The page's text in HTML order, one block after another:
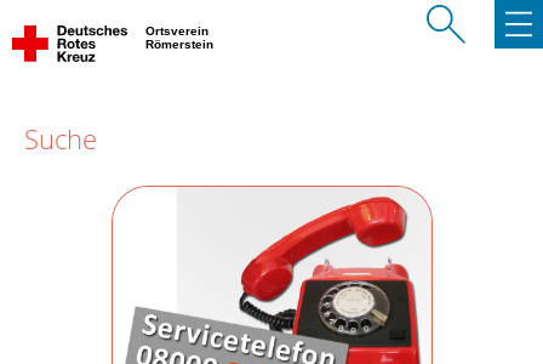
Ortsverein
Römerstein
Suche